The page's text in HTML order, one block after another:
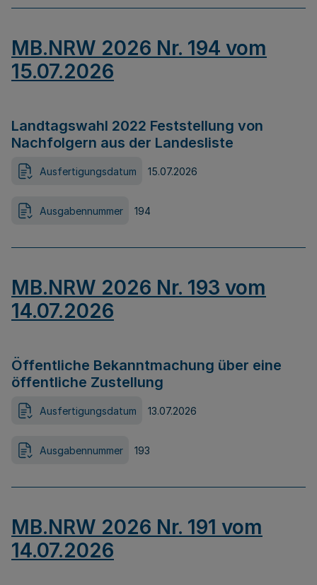
MB.NRW 2026 Nr. 194 vom
15.07.2026
Landtagswahl 2022 Feststellung von
Nachfolgern aus der Landesliste
Ausfertigungsdatum 15.07.2026
Ausgabennummer 194
MB.NRW 2026 Nr. 193 vom
14.07.2026
Öffentliche Bekanntmachung über eine
öffentliche Zustellung
Ausfertigungsdatum 13.07.2026
Ausgabennummer 193
MB.NRW 2026 Nr. 191 vom
14.07.2026